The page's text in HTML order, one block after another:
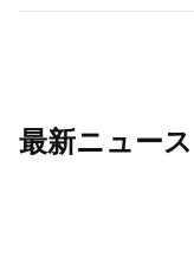
最新ニュース